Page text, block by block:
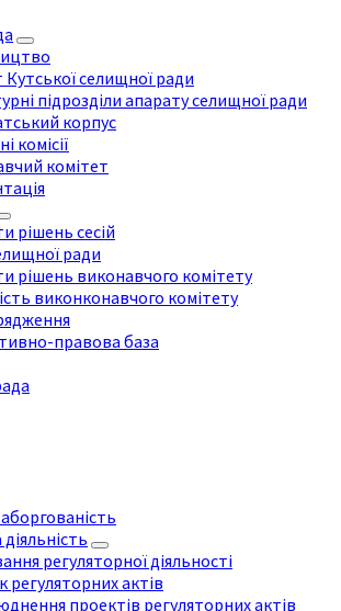
селищної ради
підрозділи апарату селищної ради
корпус
комісії
комітет
рішень сесій
ради
рішень виконавчого комітету
виконконавчого комітету
правова база
регуляторної діяльності
регуляторних актів
проектів регуляторних актів